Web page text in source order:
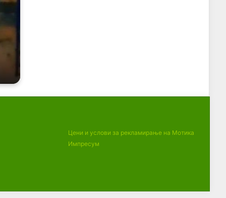
Цени и услови за рекламирање на Мотика
Импресум